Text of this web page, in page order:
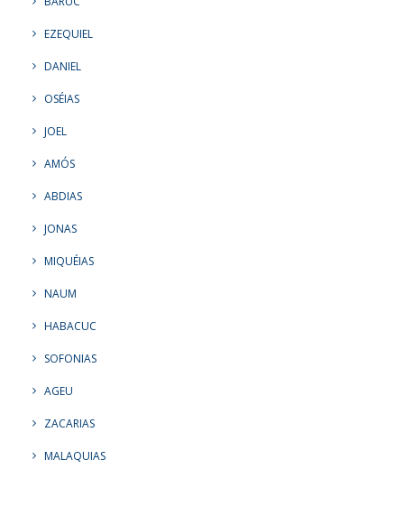
EZEQUIEL
DANIEL
OSÉIAS
JOEL
AMÓS
ABDIAS
JONAS
MIQUÉIAS
NAUM
HABACUC
SOFONIAS
AGEU
ZACARIAS
MALAQUIAS